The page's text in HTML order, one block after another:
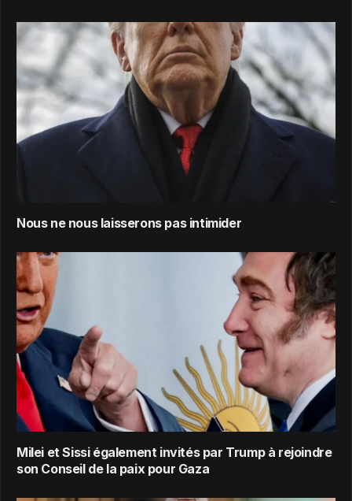
Nous ne nous laisserons pas intimider
Milei et Sissi également invités par Trump à rejoindre
son Conseil de la paix pour Gaza